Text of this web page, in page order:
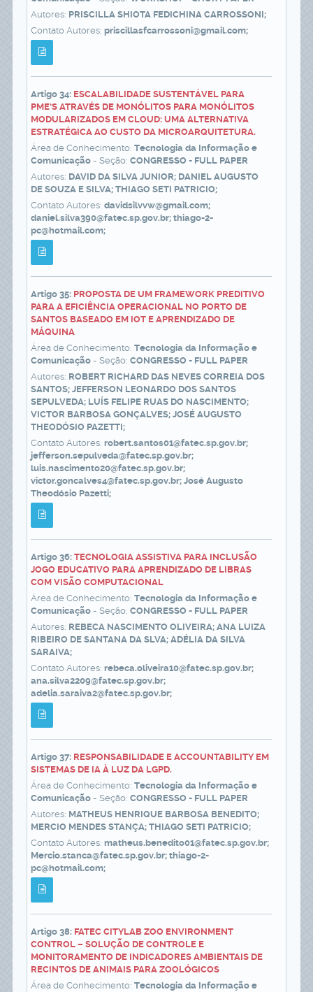
Autores: PRISCILLA SHIOTA FEDICHINA CARROSSONI;
Contato Autores: priscillasfcarrossoni@gmail.com;
Artigo 34: ESCALABILIDADE SUSTENTÁVEL PARA
PME’S ATRAVÉS DE MONÓLITOS PARA MONÓLITOS
MODULARIZADOS EM CLOUD: UMA ALTERNATIVA
ESTRATÉGICA AO CUSTO DA MICROARQUITETURA.
Área de Conhecimento: Tecnologia da Informação e
Comunicação - Seção: CONGRESSO - FULL PAPER
Autores: DAVID DA SILVA JUNIOR; DANIEL AUGUSTO
DE SOUZA E SILVA; THIAGO SETI PATRICIO;
Contato Autores: davidsilvvw@gmail.com;
daniel.silva390@fatec.sp.gov.br; thiago-2-
pc@hotmail.com;
Artigo 35: PROPOSTA DE UM FRAMEWORK PREDITIVO
PARA A EFICIÊNCIA OPERACIONAL NO PORTO DE
SANTOS BASEADO EM IOT E APRENDIZADO DE
MÁQUINA
Área de Conhecimento: Tecnologia da Informação e
Comunicação - Seção: CONGRESSO - FULL PAPER
Autores: ROBERT RICHARD DAS NEVES CORREIA DOS
SANTOS; JEFFERSON LEONARDO DOS SANTOS
SEPULVEDA; LUÍS FELIPE RUAS DO NASCIMENTO;
VICTOR BARBOSA GONÇALVES; JOSÉ AUGUSTO
THEODÓSIO PAZETTI;
Contato Autores: robert.santos01@fatec.sp.gov.br;
jefferson.sepulveda@fatec.sp.gov.br;
luis.nascimento20@fatec.sp.gov.br;
victor.goncalves4@fatec.sp.gov.br; José Augusto
Theodósio Pazetti;
Artigo 36: TECNOLOGIA ASSISTIVA PARA INCLUSÃO
JOGO EDUCATIVO PARA APRENDIZADO DE LIBRAS
COM VISÃO COMPUTACIONAL
Área de Conhecimento: Tecnologia da Informação e
Comunicação - Seção: CONGRESSO - FULL PAPER
Autores: REBECA NASCIMENTO OLIVEIRA; ANA LUIZA
RIBEIRO DE SANTANA DA SLVA; ADÉLIA DA SILVA
SARAIVA;
Contato Autores: rebeca.oliveira10@fatec.sp.gov.br;
ana.silva2209@fatec.sp.gov.br;
adelia.saraiva2@fatec.sp.gov.br;
Artigo 37: RESPONSABILIDADE E ACCOUNTABILITY EM
SISTEMAS DE IA À LUZ DA LGPD.
Área de Conhecimento: Tecnologia da Informação e
Comunicação - Seção: CONGRESSO - FULL PAPER
Autores: MATHEUS HENRIQUE BARBOSA BENEDITO;
MERCIO MENDES STANÇA; THIAGO SETI PATRICIO;
Contato Autores: matheus.benedito01@fatec.sp.gov.br;
Mercio.stanca@fatec.sp.gov.br; thiago-2-
pc@hotmail.com;
Artigo 38: FATEC CITYLAB ZOO ENVIRONMENT
CONTROL – SOLUÇÃO DE CONTROLE E
MONITORAMENTO DE INDICADORES AMBIENTAIS DE
RECINTOS DE ANIMAIS PARA ZOOLÓGICOS
Área de Conhecimento: Tecnologia da Informação e